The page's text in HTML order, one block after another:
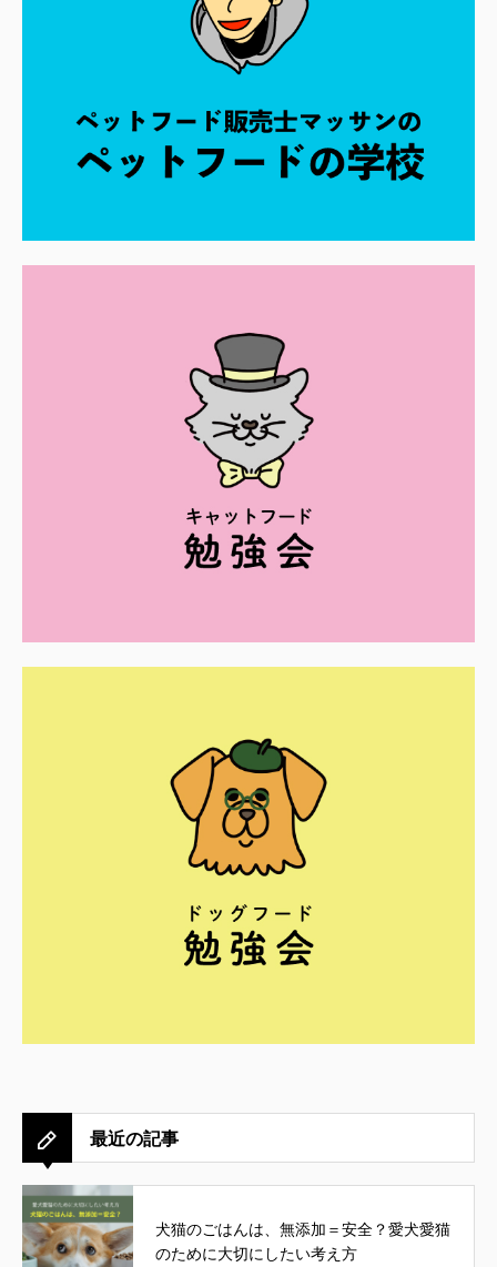
最近の記事
犬猫のごはんは、無添加＝安全？愛犬愛猫
のために大切にしたい考え方